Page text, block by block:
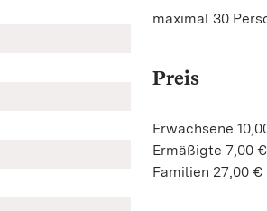
maximal 30
Preis
Erwachsene
Ermäßigte 7,00
Familien 27,00